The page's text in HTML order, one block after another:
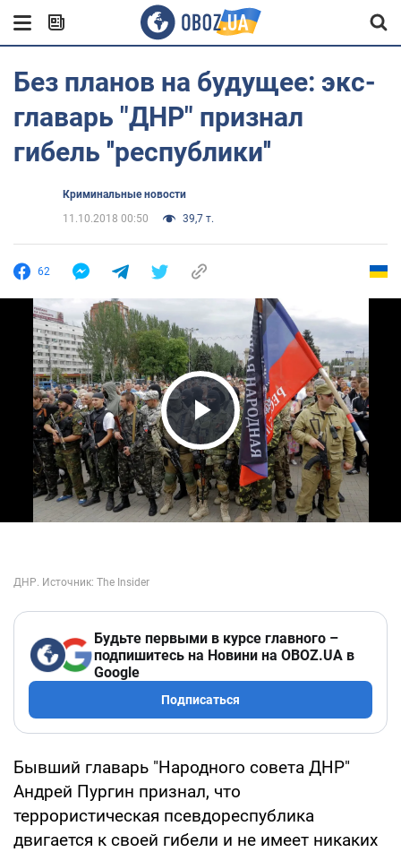
Без планов на будущее: экс-
главарь "ДНР" признал
гибель ''республики''
Криминальные новости
11.10.2018 00:50
39,7 т.
62
Play Video
Будьте первыми в курсе главного –
подпишитесь на Новини на OBOZ.UA в
Google
Подписаться
Бывший главарь "Народного совета ДНР"
Андрей Пургин признал, что
террористическая псевдореспублика
двигается к своей гибели и не имеет никаких